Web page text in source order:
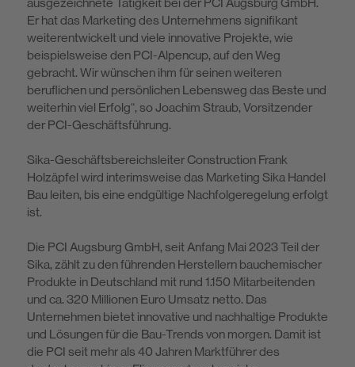
Er hat das Marketing des Unternehmens signifikant
weiterentwi­ckelt und viele innovative Projekte, wie
beispielsweise den PCI-Alpencup, auf den Weg
gebracht. Wir wünschen ihm für seinen weiteren
beruflichen und per­sönlichen Lebensweg das Beste und
weiterhin viel Erfolg“, so Joachim Straub, Vorsitzender
der PCI-Geschäftsführung.
Sika-Geschäftsbereichsleiter Construction Frank
Holzäpfel wird interimsweise das Marketing Sika Handel
Bau leiten, bis eine endgültige Nachfolgeregelung erfolgt
ist.
Die PCI Augsburg GmbH, seit Anfang Mai 2023 Teil der
Sika, zählt zu den führenden Herstellern bauchemischer
Produkte in Deutschland mit rund 1.150 Mitarbeitenden
und ca. 320 Millionen Euro Umsatz netto. Das
Unternehmen bietet innovative und nachhaltige Produkte
und Lösungen für die Bau-Trends von morgen. Damit ist
die PCI seit mehr als 40 Jahren Marktführer des